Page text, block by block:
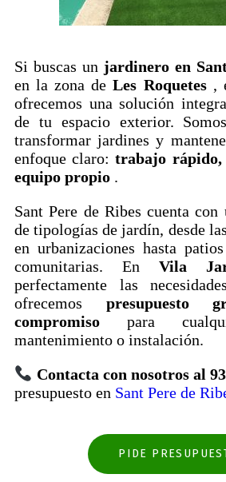
Si buscas un jardinero en
en la zona deLes Roquetes,
ofrecemos una solución
de tu espacio exterior.
transformar jardines y
enfoque claro:trabajo rápido,
equipo propio .
Sant Pere de Ribes cuenta con
de tipologías de jardín, desde
en urbanizaciones hasta
comunitarias. En Vila
perfectamente las
ofrecemos presupuesto
compromiso para
mantenimiento o instalación.
Contacta con nosotros al
presupuesto en Sant Pere de
PIDE